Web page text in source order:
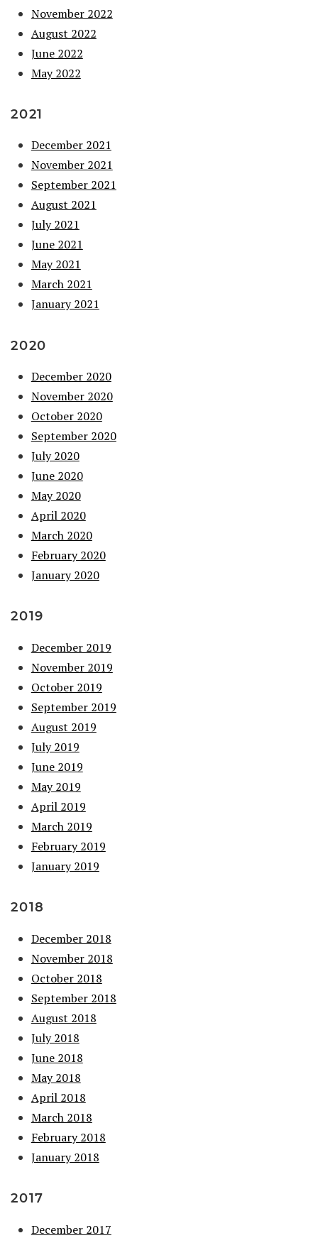
November 2022
August 2022
June 2022
May 2022
2021
December 2021
November 2021
September 2021
August 2021
July 2021
June 2021
May 2021
March 2021
January 2021
2020
December 2020
November 2020
October 2020
September 2020
July 2020
June 2020
May 2020
April 2020
March 2020
February 2020
January 2020
2019
December 2019
November 2019
October 2019
September 2019
August 2019
July 2019
June 2019
May 2019
April 2019
March 2019
February 2019
January 2019
2018
December 2018
November 2018
October 2018
September 2018
August 2018
July 2018
June 2018
May 2018
April 2018
March 2018
February 2018
January 2018
2017
December 2017